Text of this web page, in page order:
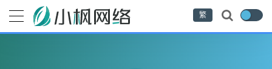
繁